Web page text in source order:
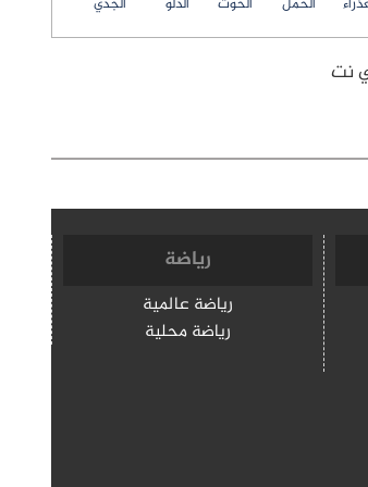
رياضة
رياضة عالمية
رياضة محلية